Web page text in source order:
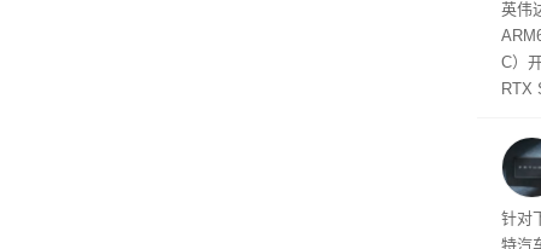
在线
件是
软件
态
英伟
C）
RTX
将
的技
起
针对
特汽